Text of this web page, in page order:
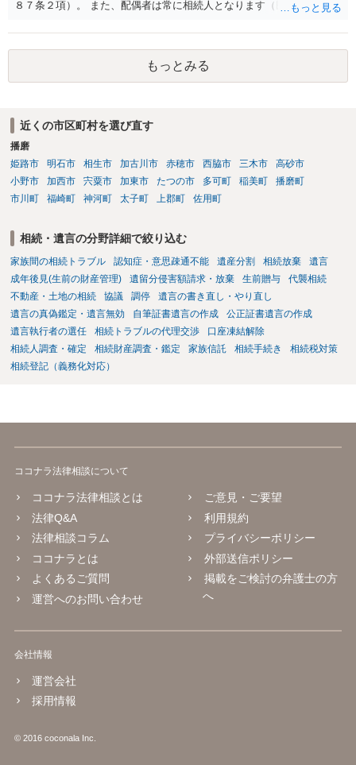
８７条２項）。 また、配偶者は常に相続人となります（民法８９０
も相続権があります。つまり、孫５人に加えて「おじ又はおば」にも
相続権がある可能性があります。
もっとみる
近くの市区町村を選び直す
播磨
姫路市
明石市 相生市 加古川市 赤穂市 西脇市 三木市
高砂市
小野市
加西市 宍粟市 加東市 たつの市 多可町 稲美町
播磨町
市川町
福崎町 神河町 太子町 上郡町 佐用町
相続・遺言の分野詳細で絞り込む
家族間の相続トラブル 認知症・意思疎通不能 遺産分割 相続放棄
遺言
成年後見(生前の財産管理)
遺留分侵害額請求・放棄 生前贈与
代襲相続
不動産・土地の相続
協議 調停
遺言の書き直し・やり直し
遺言の真偽鑑定・遺言無効
自筆証書遺言の作成
公正証書遺言の作成
遺言執行者の選任
相続トラブルの代理交渉
口座凍結解除
相続人調査・確定
相続財産調査・鑑定 家族信託 相続手続き
相続税対策
相続登記（義務化対応）
ココナラ法律相談について
ココナラ法律相談とは
法律Q&A
法律相談コラム
ココナラとは
よくあるご質問
運営へのお問い合わせ
ご意見・ご要望
利用規約
プライバシーポリシー
外部送信ポリシー
掲載をご検討の弁護士の方
へ
会社情報
運営会社
採用情報
© 2016 coconala Inc.